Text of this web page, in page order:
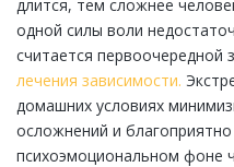
длится, тем сложнее
одной силы воли
считается первоочередной
лечения зависимости.
домашних условиях
осложнений и благоприятно
психоэмоциональном фоне